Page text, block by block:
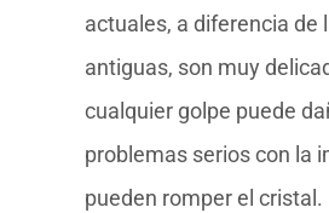
actuales, a diferencia de
antiguas, son muy
cualquier golpe puede
problemas serios con la
pueden romper el